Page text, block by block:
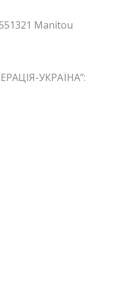
Manitou
УКРАЇНА”: